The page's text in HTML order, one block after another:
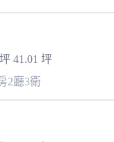
41.01 坪
2廳3衛